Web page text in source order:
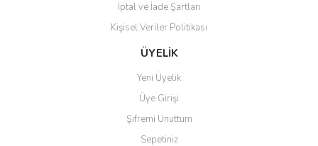
İptal ve İade Şartları
Kişisel Veriler Politikası
ÜYELİK
Yeni Üyelik
Üye Girişi
Şifremi Unuttum
Sepetiniz